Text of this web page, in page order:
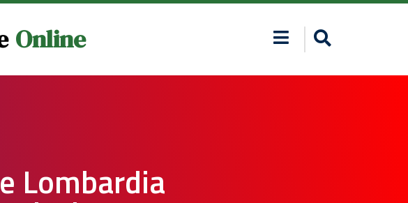
Online
Lombardia